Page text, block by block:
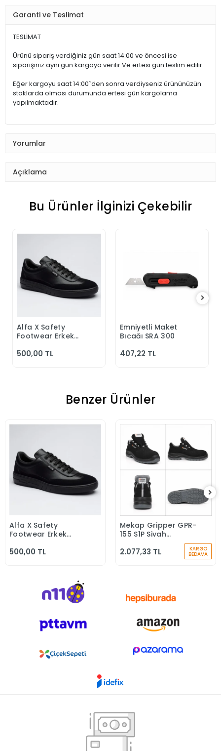
Garanti ve Teslimat
TESLİMAT
Ürünü sipariş verdiğiniz gün saat 14:00 ve öncesi ise
siparişiniz aynı gün kargoya verilir.Ve ertesi gün teslim edilir.
Eğer kargoyu saat 14:00`den sonra verdiyseniz ürününüzün
stoklarda olması durumunda ertesi gün kargolama
yapılmaktadır.
Yorumlar
Açıklama
Bu Ürünler İlginizi Çekebilir
Sepete Ekle
Alfa X Safety
Footwear Erkek
Klasik Ayakkabı
500,00 TL
Sepete Ekle
Emniyetli Maket
Bıçağı SRA 300
407,22 TL
Benzer Ürünler
Sepete Ekle
Alfa X Safety
Footwear Erkek
Ayakkabı
500,00 TL
Sepete Ekle
Mekap Gripper GPR-
155 S1P Siyah
Microfiber Kompozit
Iş Güvenlik
2.077,33 TL KARGO
BEDAVA